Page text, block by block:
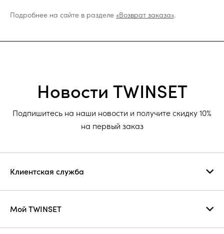
Подробнее на сайте в разделе «Возврат заказа».
Новости TWINSET
Подпишитесь на наши новости и получите скидку 10%
на первый заказ
Клиентская служба
Мой TWINSET